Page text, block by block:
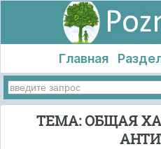
Главная
ТЕМА: ОБЩАЯ